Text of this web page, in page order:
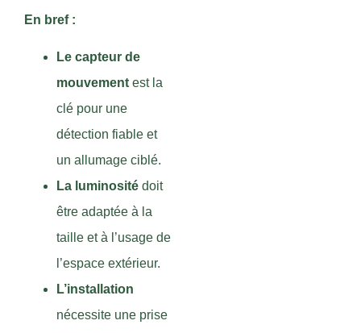
En bref :
Le capteur de
mouvement est la
clé pour une
détection fiable et
un allumage ciblé.
La luminosité doit
être adaptée à la
taille et à l’usage de
l’espace extérieur.
L’installation
nécessite une prise